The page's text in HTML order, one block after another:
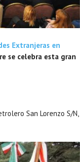
Extranjeras en
se celebra esta gran
San Lorenzo S/N,